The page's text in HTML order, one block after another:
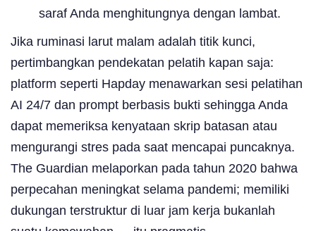
saraf Anda menghitungnya dengan lambat.
Jika ruminasi larut malam adalah titik kunci,
pertimbangkan pendekatan pelatih kapan saja:
platform seperti Hapday menawarkan sesi pelatihan
AI 24/7 dan prompt berbasis bukti sehingga Anda
dapat memeriksa kenyataan skrip batasan atau
mengurangi stres pada saat mencapai puncaknya.
The Guardian melaporkan pada tahun 2020 bahwa
perpecahan meningkat selama pandemi; memiliki
dukungan terstruktur di luar jam kerja bukanlah